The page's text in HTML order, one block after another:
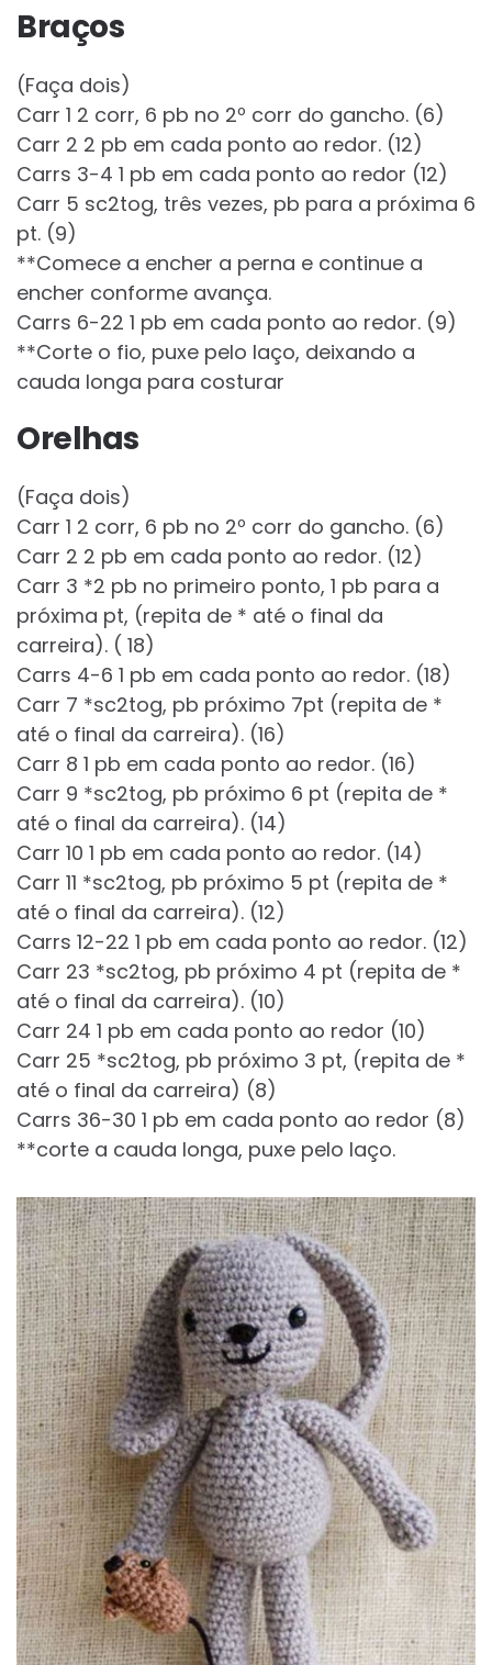
Braços
(Faça dois)
Carr 1 2 corr, 6 pb no 2º corr do gancho. (6)
Carr 2 2 pb em cada ponto ao redor. (12)
Carrs 3-4 1 pb em cada ponto ao redor (12)
Carr 5 sc2tog, três vezes, pb para a próxima 6
pt. (9)
**Comece a encher a perna e continue a
encher conforme avança.
Carrs 6-22 1 pb em cada ponto ao redor. (9)
**Corte o fio, puxe pelo laço, deixando a
cauda longa para costurar
Orelhas
(Faça dois)
Carr 1 2 corr, 6 pb no 2º corr do gancho. (6)
Carr 2 2 pb em cada ponto ao redor. (12)
Carr 3 *2 pb no primeiro ponto, 1 pb para a
próxima pt, (repita de * até o final da
carreira). ( 18)
Carrs 4-6 1 pb em cada ponto ao redor. (18)
Carr 7 *sc2tog, pb próximo 7pt (repita de *
até o final da carreira). (16)
Carr 8 1 pb em cada ponto ao redor. (16)
Carr 9 *sc2tog, pb próximo 6 pt (repita de *
até o final da carreira). (14)
Carr 10 1 pb em cada ponto ao redor. (14)
Carr 11 *sc2tog, pb próximo 5 pt (repita de *
até o final da carreira). (12)
Carrs 12-22 1 pb em cada ponto ao redor. (12)
Carr 23 *sc2tog, pb próximo 4 pt (repita de *
até o final da carreira). (10)
Carr 24 1 pb em cada ponto ao redor (10)
Carr 25 *sc2tog, pb próximo 3 pt, (repita de *
até o final da carreira) (8)
Carrs 36-30 1 pb em cada ponto ao redor (8)
**corte a cauda longa, puxe pelo laço.